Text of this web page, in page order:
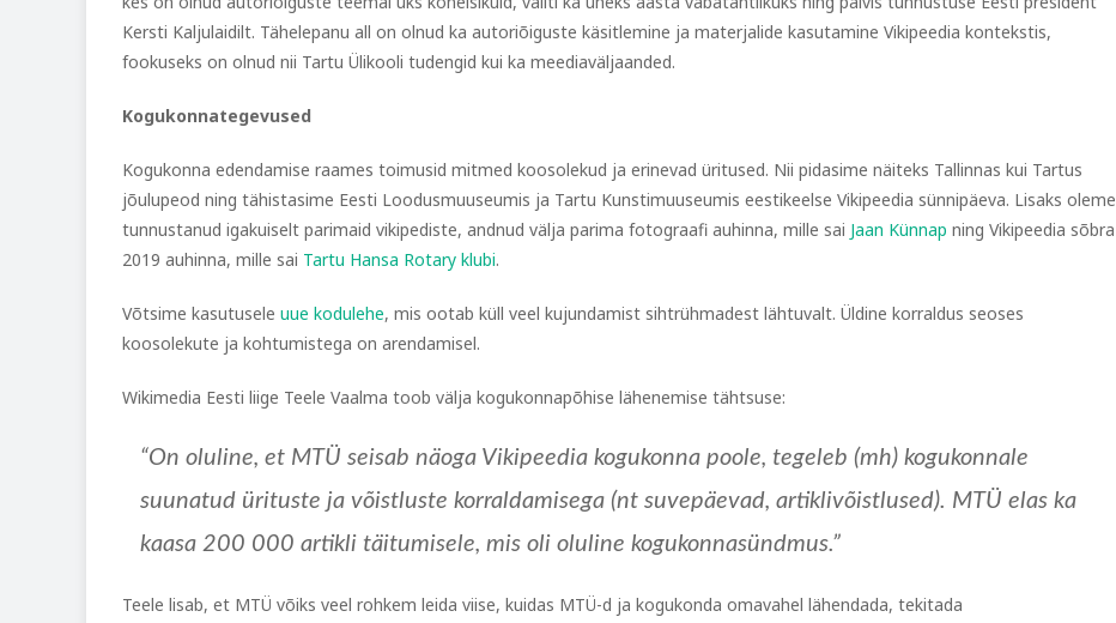
Kersti Kaljulaidilt. Tähelepanu all on olnud ka autoriõiguste käsitlemine ja materjalide kasutamine Vikipeedia kontekstis,
fookuseks on olnud nii Tartu Ülikooli tudengid kui ka meediaväljaanded.
Kogukonnategevused
Kogukonna edendamise raames toimusid mitmed koosolekud ja erinevad üritused. Nii pidasime näiteks Tallinnas kui Tartus
jõulupeod ning tähistasime Eesti Loodusmuuseumis ja Tartu Kunstimuuseumis eestikeelse Vikipeedia sünnipäeva. Lisaks oleme
tunnustanud igakuiselt parimaid vikipediste, andnud välja parima fotograafi auhinna, mille sai Jaan Künnap ning Vikipeedia sõbra
2019 auhinna, mille sai Tartu Hansa Rotary klubi.
Võtsime kasutusele uue kodulehe, mis ootab küll veel kujundamist sihtrühmadest lähtuvalt. Üldine korraldus seoses
koosolekute ja kohtumistega on arendamisel.
Wikimedia Eesti liige Teele Vaalma toob välja kogukonnapõhise lähenemise tähtsuse:
“On oluline, et MTÜ seisab näoga Vikipeedia kogukonna poole, tegeleb (mh) kogukonnale
suunatud ürituste ja võistluste korraldamisega (nt suvepäevad, artiklivõistlused). MTÜ elas ka
kaasa 200 000 artikli täitumisele, mis oli oluline kogukonnasündmus.”
Teele lisab, et MTÜ võiks veel rohkem leida viise, kuidas MTÜ-d ja kogukonda omavahel lähendada, tekitada